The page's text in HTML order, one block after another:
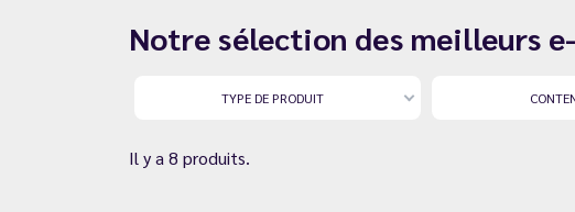
Notre sélection des meilleurs
TYPE DE PRODUIT
Il y a 8 produits.